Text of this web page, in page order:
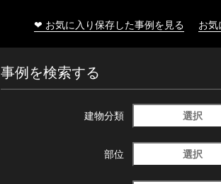
❤ お気に入り保存した事例を見る お
事例を検索する
建物分類 選択
部位 選択